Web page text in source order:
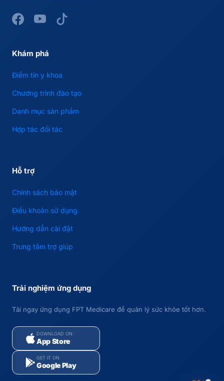
Khám phá
Điểm tin y khoa
Chương trình đào tạo
Danh mục sản phẩm
Hợp tác đối tác
Hỗ trợ
Chính sách bảo mật
Điều khoản sử dụng
Hướng dẫn cài đặt
Trung tâm trợ giúp
Trải nghiệm ứng dụng
Tải ngay ứng dụng FPT Medicare để quản lý sức khỏe tốt hơn.
DOWNLOAD ON
App Store
GET IT ON
Google Play